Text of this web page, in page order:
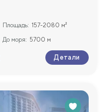
Площадь: 157-2080 м²
До моря: 5700 м
Детали